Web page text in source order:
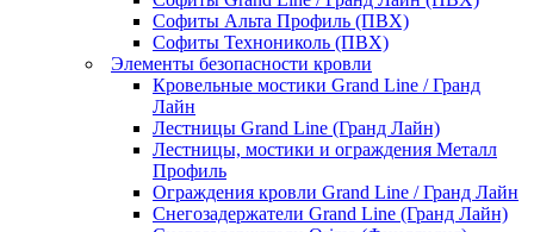
Софиты Альта Профиль (ПВХ)
Софиты Технониколь (ПВХ)
Элементы безопасности кровли
Кровельные мостики Grand Line / Гранд
Лайн
Лестницы Grand Line (Гранд Лайн)
Лестницы, мостики и ограждения Металл
Профиль
Ограждения кровли Grand Line / Гранд Лайн
Снегозадержатели Grand Line (Гранд Лайн)